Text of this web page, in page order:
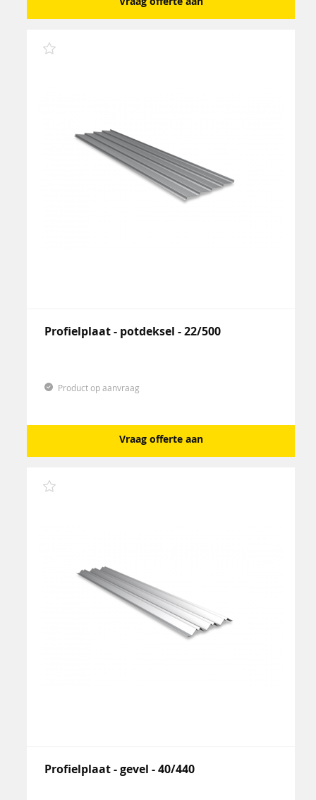
Profielplaat - potdeksel - 22/500
Product op aanvraag
Vraag offerte aan
Profielplaat - gevel - 40/440